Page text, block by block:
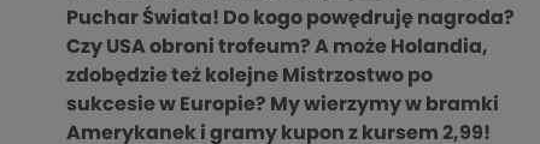
Puchar Świata! Do kogo powędruję nagroda?
Czy USA obroni trofeum? A może Holandia,
zdobędzie też kolejne Mistrzostwo po
sukcesie w Europie? My wierzymy w bramki
Amerykanek i gramy kupon z kursem 2,99!